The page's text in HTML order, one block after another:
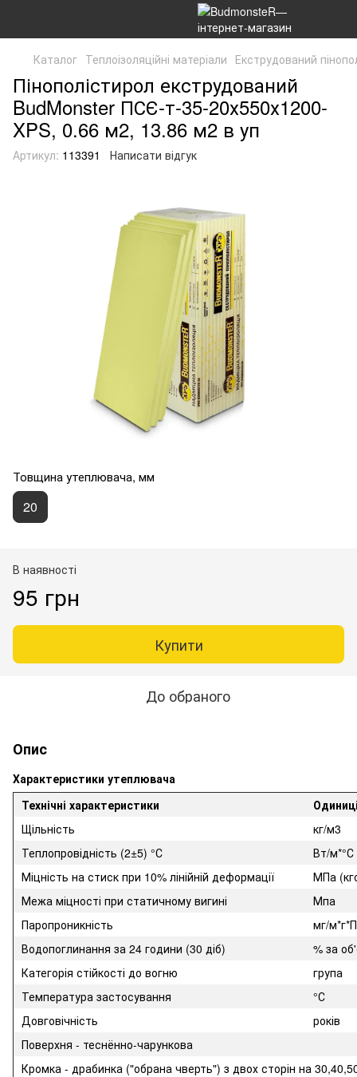
Каталог Теплоізоляційні матеріали Екструдований
Пінополістирол екструдований
BudMonster ПСЄ-т-35-20х550х1200-
XPS, 0.66 м2, 13.86 м2 в уп
Артикул: 113391 Написати відгук
Товщина утеплювача, мм
20
В наявності
95 грн
Купити
До обраного
Опис
Характеристики утеплювача
Технічні характеристики
Щільність
кг/м3
Теплопровідність (2±5) °С
Вт/м*°С
Міцність на стиск при 10% лінійній деформації
МПа
Межа міцності при статичному вигині
Мпа
Паропроникність
мг/
Водопоглинання за 24 години (30 діб)
% за
Категорія стійкості до вогню
група
Температура застосування
°С
Довговічність
років
Поверхня - теснённо-чарункова
Кромка - драбинка ("обрана чверть") з двох сторін на